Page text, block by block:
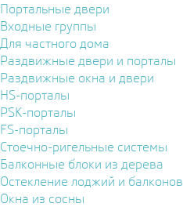
Портальные двери
Входные группы
Для частного дома
Раздвижные двери и порталы
Раздвижные окна и двери
HS-порталы
PSK-порталы
FS-порталы
Стоечно-ригельные системы
Балконные блоки из дерева
Остекление лоджий и балконов
Окна из сосны